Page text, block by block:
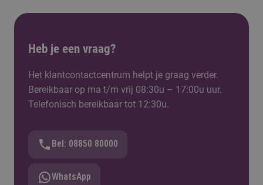
Heb je een vraag?
Het klantcontactcentrum helpt je graag verder.
Bereikbaar op ma t/m vrij 08:30u – 17:00u uur.
Telefonisch bereikbaar tot 12:30u.
Bel: 08850 80000
WhatsApp